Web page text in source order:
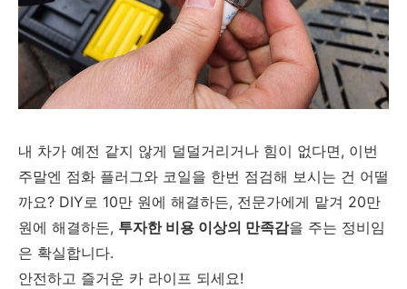
내 차가 예전 같지 않게 덜덜거리거나 힘이 없다면, 이번
주말엔 점화 플러그와 코일을 한번 점검해 보시는 건 어떨
까요? DIY로 10만 원에 해결하든, 전문가에게 맡겨 20만
원에 해결하든, 투자한 비용 이상의 만족감을 주는 정비임
은 확실합니다.
안전하고 즐거운 카 라이프 되세요!